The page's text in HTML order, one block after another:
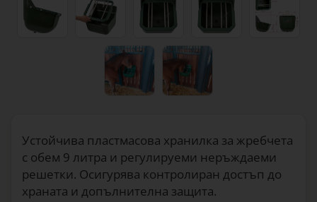
Устойчива пластмасова хранилка за жребчета
с обем 9 литра и регулируеми неръждаеми
решетки. Осигурява контролиран достъп до
храната и допълнителна защита.